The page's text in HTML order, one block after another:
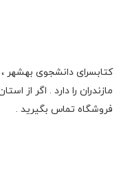
کتابسرای دانشجوی بهشهر
مازندران را دارد . اگر از
فروشگاه تماس بگیرید .